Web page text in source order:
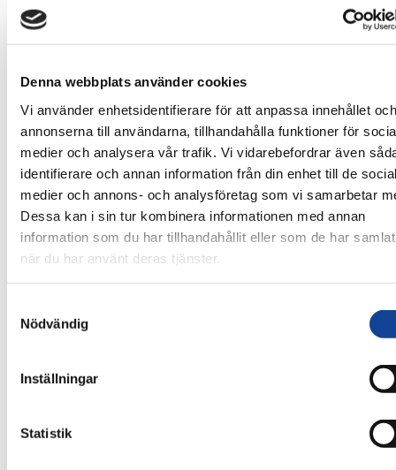
Denna webbplats använder cookies
Vi använder enhetsidentifierare för att anpassa innehållet och
annonserna till användarna, tillhandahålla funktioner för
medier och analysera vår trafik. Vi vidarebefordrar även
identifierare och annan information från din enhet till de
medier och annons- och analysföretag som vi samarbetar
Dessa kan i sin tur kombinera informationen med annan
information som du har tillhandahållit eller som de har
när du har använt deras tjänster.
Nödvändig
Inställningar
Statistik
Taksäkerhet
Sotning
Sotning / Brandskyddskontroll
Besiktning
Braskamin / Eldstad
Energi
Kontakt
Om Simab
Ett tryggt val
Jobba hos SIMAB
Certifierad trygghet
Intigritetspolicy / GDRP
Fläktar och luftvärmepumpar
luftvärmepump.